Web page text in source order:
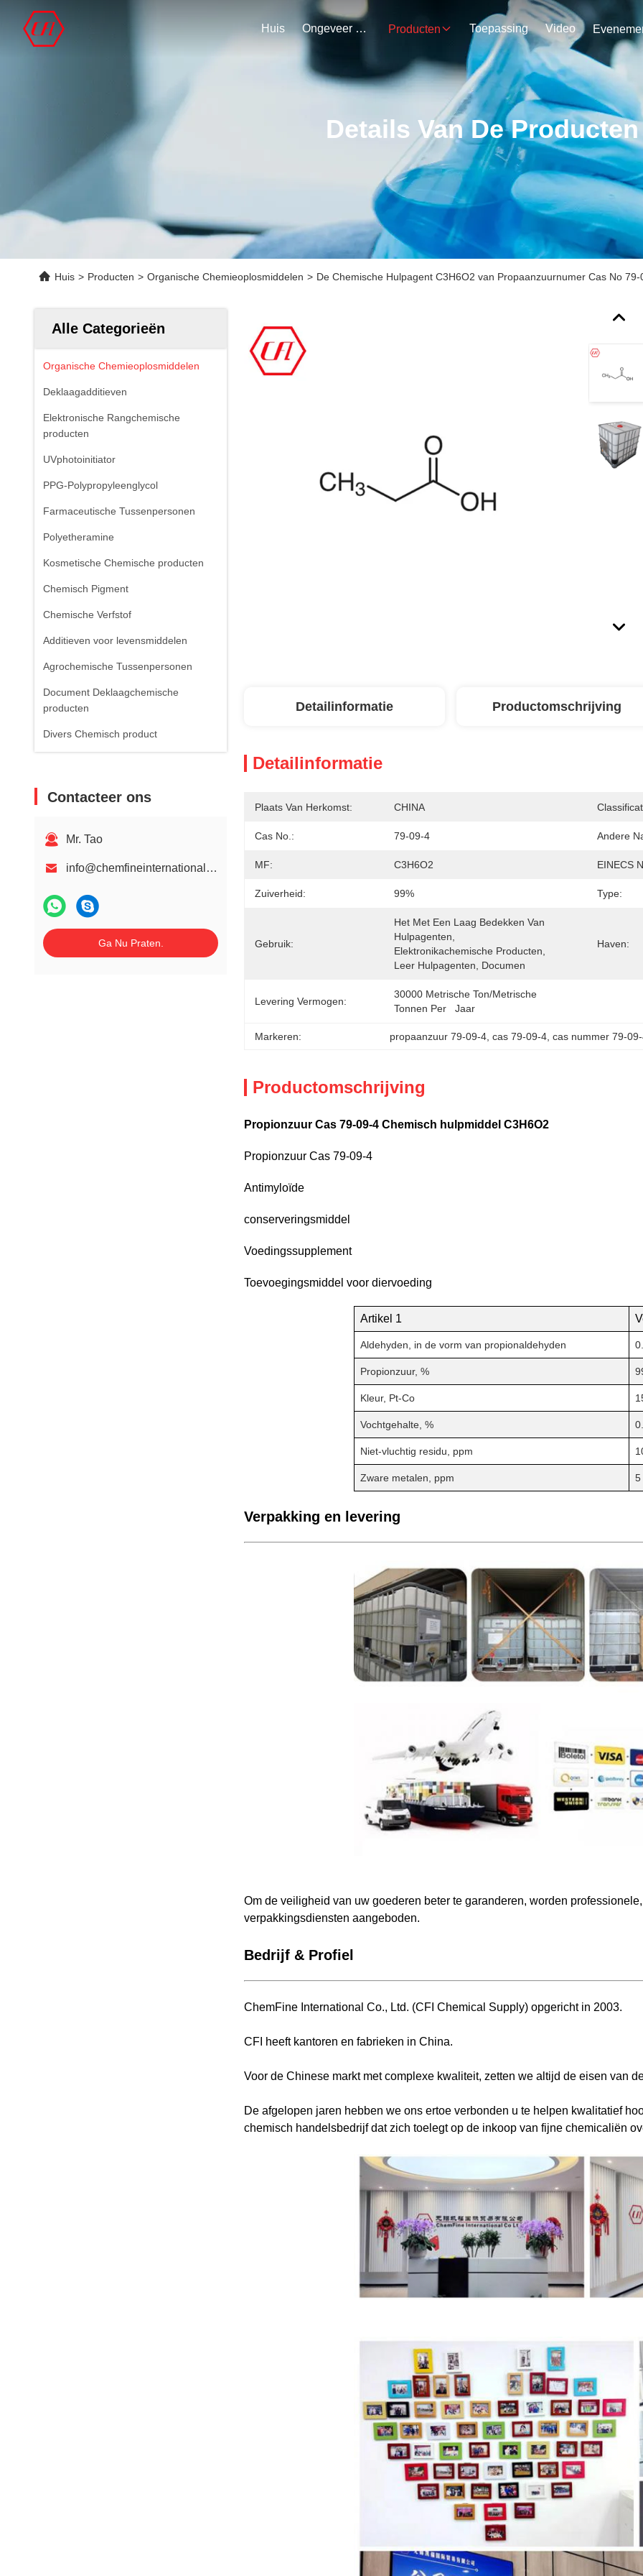
Huis Ongeveer Ons Producten Toepassing Video
Details Van De Producten
Huis > Producten > Organische Chemieoplosmiddelen > De Chemische Hulpagent C3H6O2 van Propaanzuurnumer Cas No
Alle Categorieën
Organische Chemieoplosmiddelen
Deklaagadditieven
Elektronische Rangchemische
producten
UVphotoinitiator
PPG-Polypropyleenglycol
Farmaceutische Tussenpersonen
Polyetheramine
Kosmetische Chemische producten
Chemisch Pigment
Chemische Verfstof
Additieven voor levensmiddelen
Agrochemische Tussenpersonen
Document Deklaagchemische
producten
Divers Chemisch product
Contacteer ons
Mr. Tao
info@chemfineinternational.com
Ga Nu Praten.
Detailinformatie Productomschrijving
Detailinformatie
Plaats Van Herkomst: CHINA
Cas No.: 79-09-4 Andere
MF: C3H6O2 EINECS
Zuiverheid: 99% Type:
Gebruik:
Het Met Een Laag Bedekken Van
Hulpagenten,
Elektronikachemische Producten,
Leer Hulpagenten, Documen
Haven:
Levering Vermogen:
30000 Metrische Ton/Metrische
Tonnen Per   Jaar
Markeren: propaanzuur 79-09-4 , cas 79-09-4 , cas nummer 79-
Productomschrijving
Propionzuur Cas 79-09-4 Chemisch hulpmiddel C3H6O2
Propionzuur Cas 79-09-4
Antimyloïde
conserveringsmiddel
Voedingssupplement
Toevoegingsmiddel voor diervoeding
Artikel 1
Aldehyden, in de vorm van propionaldehyden
Propionzuur, %
Kleur, Pt-Co
Vochtgehalte, %
Niet-vluchtig residu, ppm
Zware metalen, ppm 5
Verpakking en levering
Om de veiligheid van uw goederen beter te garanderen, worden
verpakkingsdiensten aangeboden.
Bedrijf & Profiel
ChemFine International Co., Ltd. (CFI Chemical Supply) opgericht in 2003.
CFI heeft kantoren en fabrieken in China.
Voor de Chinese markt met complexe kwaliteit, zetten we altijd de eisen van
De afgelopen jaren hebben we ons ertoe verbonden u te helpen kwalitatief
chemisch handelsbedrijf dat zich toelegt op de inkoop van fijne chemicaliën